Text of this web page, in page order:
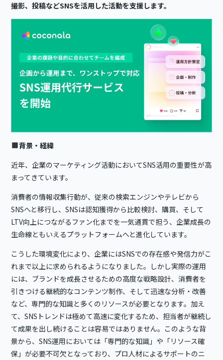
撮影、投稿などSNSを活用した活動を支援します。
背景・経緯
近年、企業のマーケティング活動においてSNS活用の重要性が高
まってきています。
消費者の情報収集行動が、従来の検索エンジンやテレビから
SNSへと移行し、SNSは認知獲得から比較検討、購買、そして
LTV向上につながるファン化までを一気通貫で担う、企業成長の
生命線ともいえるプラットフォームへと進化しています。
こうした環境変化により、企業にはSNSでの存在感や発信力がこ
れまで以上に求められるようになりました。しかし実際の運用
には、ブランドを成長させるための高度な戦略設計、消費者を
引きつける継続的なコンテンツ制作、そして迅速な分析・改善
など、専門的な知識と多くのリソースが必要となります。加え
て、SNSトレンドは極めて高速に変化するため、担当者が継続し
て成果を出し続けることは容易ではありません。このような背
景から、SNS運用においては「専門的な知識」や「リソース確
保」が必要不可欠となっており、プロ人材によるサポートのニ